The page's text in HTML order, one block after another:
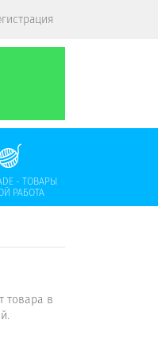
- ТОВАРЫ
РАБОТА
товара в